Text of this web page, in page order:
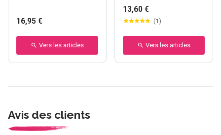
16,95 €
Vers les articles
13,60 €
(1 )
Vers les articles
Avis des clients